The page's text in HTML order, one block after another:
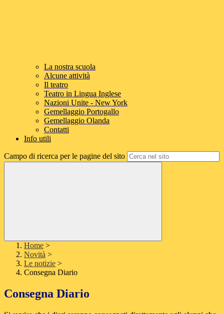
La nostra scuola
Alcune attività
Il teatro
Teatro in Lingua Inglese
Nazioni Unite - New York
Gemellaggio Portogallo
Gemellaggio Olanda
Contatti
Info utili
Campo di ricerca per le pagine del sito
Home >
Novità >
Le notizie >
Consegna Diario
Consegna Diario